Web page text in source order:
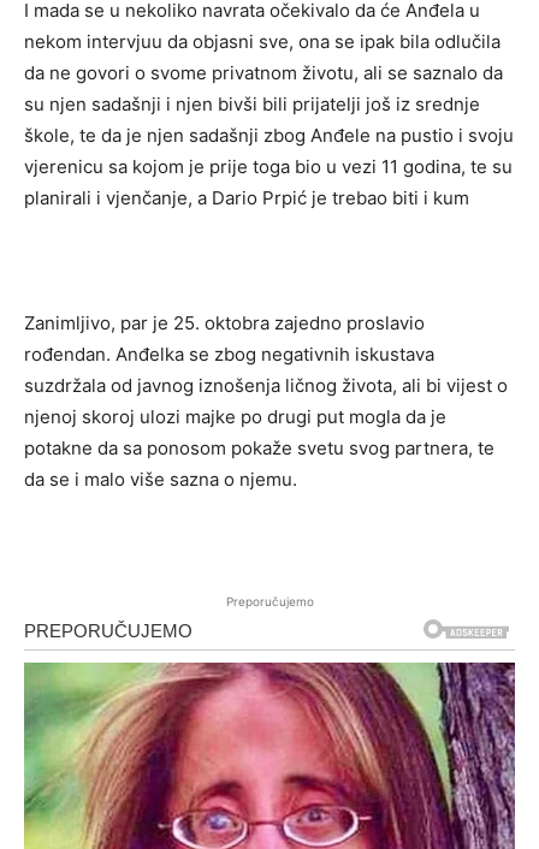
I mada se u nekoliko navrata očekivalo da će Anđela u
nekom intervjuu da objasni sve, ona se ipak bila odlučila
da ne govori o svome privatnom životu, ali se saznalo da
su njen sadašnji i njen bivši bili prijatelji još iz srednje
škole, te da je njen sadašnji zbog Anđele na pustio i svoju
vjerenicu sa kojom je prije toga bio u vezi 11 godina, te su
planirali i vjenčanje, a Dario Prpić je trebao biti i kum
Zanimljivo, par je 25. oktobra zajedno proslavio
rođendan. Anđelka se zbog negativnih iskustava
suzdržala od javnog iznošenja ličnog života, ali bi vijest o
njenoj skoroj ulozi majke po drugi put mogla da je
potakne da sa ponosom pokaže svetu svog partnera, te
da se i malo više sazna o njemu.
Preporučujemo